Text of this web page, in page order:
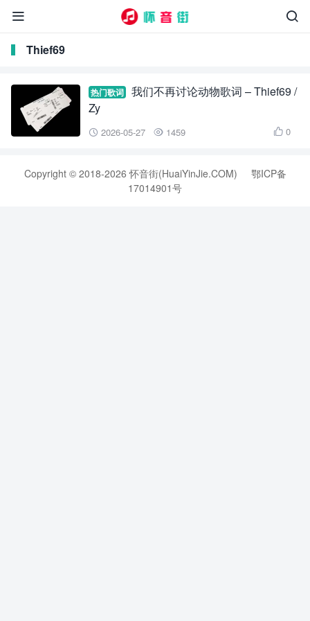


Thief69
热门歌词
我们不再讨论动物歌词 – Thief69 /
Zy
 2026-05-27  1459  0
Copyright © 2018-2026 怀音街(HuaiYinJie.COM)
鄂ICP备
17014901号